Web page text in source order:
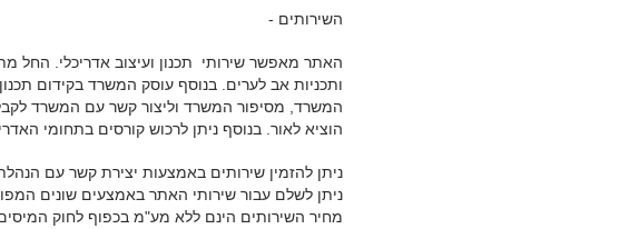
השירותים -
האתר מאפשר שירותי תכנון ועיצוב אדריכלי. החל
ותכניות אב לערים. בנוסף עוסק המשרד בקידום
המשרד, מסיפור המשרד וליצור קשר עם המשרד
הוציא לאור. בנוסף ניתן לרכוש קורסים בתחומי
ניתן להזמין שירותים באמצעות יצירת קשר עם
ניתן לשלם עבור שירותי האתר באמצעים שונים
מחיר השירותים הינם ללא מע"מ בכפוף לחוק